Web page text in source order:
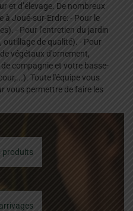
et d’élevage. De nombreux
Joué-sur-Erdre: - Pour le
- Pour l'entretien du jardin
de qualité). - Pour
végétaux d'ornement,
compagnie et votre basse-
Toute l'équipe vous
vous permettre de faire les
produits